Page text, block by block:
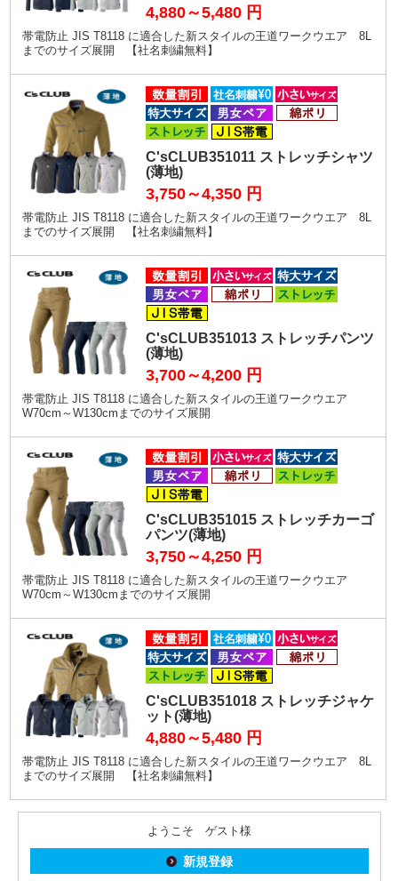
4,880～5,480 円
帯電防止 JIS T8118 に適合した新スタイルの王道ワークウエア 8L
までのサイズ展開 【社名刺繍無料】
C'sCLUB351011 ストレッチシャツ
(薄地)
3,750～4,350 円
帯電防止 JIS T8118 に適合した新スタイルの王道ワークウエア 8L
までのサイズ展開 【社名刺繍無料】
C'sCLUB351013 ストレッチパンツ
(薄地)
3,700～4,200 円
帯電防止 JIS T8118 に適合した新スタイルの王道ワークウエア
W70cm～W130cmまでのサイズ展開
C'sCLUB351015 ストレッチカーゴ
パンツ(薄地)
3,750～4,250 円
帯電防止 JIS T8118 に適合した新スタイルの王道ワークウエア
W70cm～W130cmまでのサイズ展開
C'sCLUB351018 ストレッチジャケ
ット(薄地)
4,880～5,480 円
帯電防止 JIS T8118 に適合した新スタイルの王道ワークウエア 8L
までのサイズ展開 【社名刺繍無料】
ようこそ ゲスト様
新規登録